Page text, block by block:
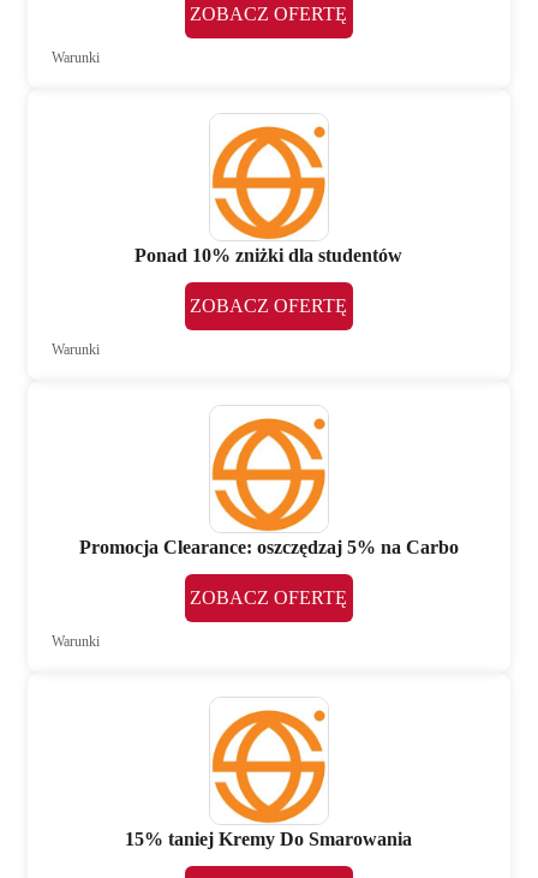
ZOBACZ OFERTĘ
Warunki
Ponad 10% zniżki dla studentów
ZOBACZ OFERTĘ
Warunki
Promocja Clearance: oszczędzaj 5% na Carbo
ZOBACZ OFERTĘ
Warunki
15% taniej Kremy Do Smarowania